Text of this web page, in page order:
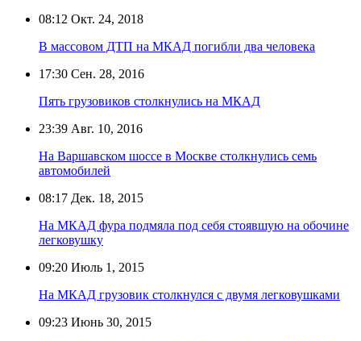
08:12 Окт. 24, 2018
В массовом ДТП на МКАД погибли два человека
17:30 Сен. 28, 2016
Пять грузовиков столкнулись на МКАД
23:39 Авг. 10, 2016
На Варшавском шоссе в Москве столкнулись семь
автомобилей
08:17 Дек. 18, 2015
На МКАД фура подмяла под себя стоявшую на обочине
легковушку
09:20 Июль 1, 2015
На МКАД грузовик столкнулся с двумя легковушками
09:23 Июнь 30, 2015